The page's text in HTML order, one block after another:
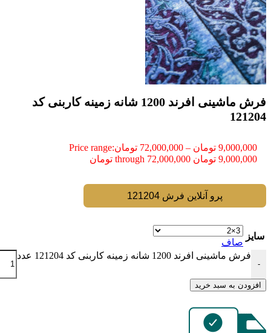
فرش ماشینی افرند 1200 شانه زمینه کاربنی کد
121204
9,000,000 تومان –
72,000,000 تومانPrice range:
9,000,000 تومان through 72,000,000 تومان
پرو آنلاین فرش 121204
سایز
صاف
-
فرش ماشینی افرند 1200 شانه زمینه کاربنی کد 121204 عدد
افزودن به سبد خرید